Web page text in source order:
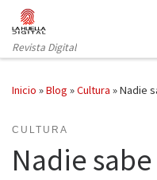
Saltar al contenido
Revista Digital
Inicio »Blog »Cultura »Nadie
CULTURA
Nadie